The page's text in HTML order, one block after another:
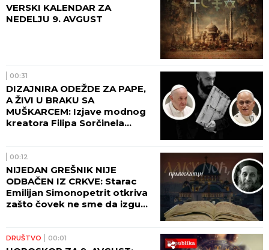
VERSKI KALENDAR ZA
NEDELJU 9. AVGUST
00:31
DIZAJNIRA ODEŽDE ZA PAPE,
A ŽIVI U BRAKU SA
MUŠKARCEM: Izjave modnog
kreatora Filipa Sorčinela
00:12
NIJEDAN GREŠNIK NIJE
ODBAČEN IZ CRKVE: Starac
Emilijan Simonopetrit otkriva
zašto čovek ne sme da izgubi
DRUŠTVO 00:01